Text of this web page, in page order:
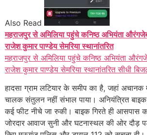
Also Read
महराजपुर से अमिलिया पहुंचे कनिष्ठ अभियंता
राजेश कुमार पाण्डेय सेमरिया स्थानांतरित
महराजपुर से अमिलिया पहुंचे कनिष्ठ अभियंता
राजेश कुमार पाण्डेय सेमरिया स्थानांतरित सीधी
हादसा ग्राम लटियार के समीप का है, जहां
चालक संतुलन नहीं संभाल पाया। अनियंत्रित
कई फीट नीचे जा रुकी। बाइक गिरते ही आसपास
जोरदार आवाज सुनी और घटनास्थल की ओर दौड़